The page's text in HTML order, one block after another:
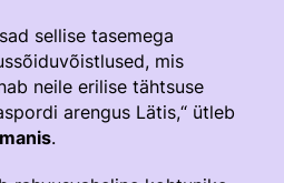
Meelespea
sellise tasemega
mis
neile erilise tähtsuse
arengus Lätis,“ ütleb
.